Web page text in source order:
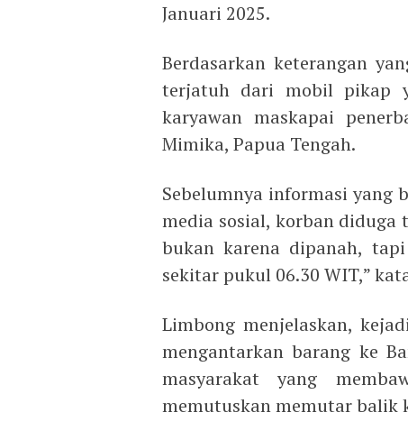
Januari 2025.
Berdasarkan keterangan
terjatuh dari mobil pikap
karyawan maskapai
Mimika, Papua Tengah.
Sebelumnya informasi yang
media sosial, korban
bukan karena dipanah,
sekitar pukul 06.30 WIT,”
Limbong menjelaskan,
mengantarkan barang ke
masyarakat yang
memutuskan memutar balik